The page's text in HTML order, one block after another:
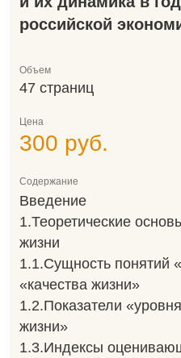
российской
Объем
47 страниц
Цена
300 руб.
Содержание
Введение
1.Теоретические
жизни
1.1.Сущность понятий
«качества жизни»
1.2.Показатели
жизни»
1.3.Индексы